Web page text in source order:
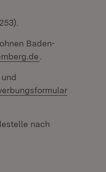
Baden-
nach